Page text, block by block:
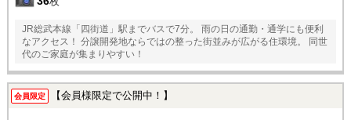
JR総武本線「四街道」駅までバスで7分。 雨の日の通勤・通学にも便利
なアクセス！ 分譲開発地ならではの整った街並みが広がる住環境。 同世
代のご家庭が集まりやすい！
会員限定 【会員様限定で公開中！】